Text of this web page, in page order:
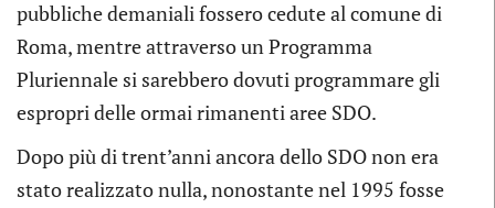
pubbliche demaniali fossero cedute al comune di
Roma, mentre attraverso un Programma
Pluriennale si sarebbero dovuti programmare gli
espropri delle ormai rimanenti aree SDO.
Dopo più di trent’anni ancora dello SDO non era
stato realizzato nulla, nonostante nel 1995 fosse